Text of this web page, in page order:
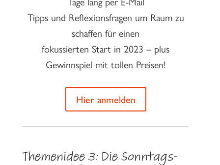
Tipps und Reflexionsfragen um Raum zu
schaffen für einen
fokussierten Start in 2023 – plus
Gewinnspiel mit tollen Preisen!
Hier anmelden
Themenidee 3: Die Sonntags-